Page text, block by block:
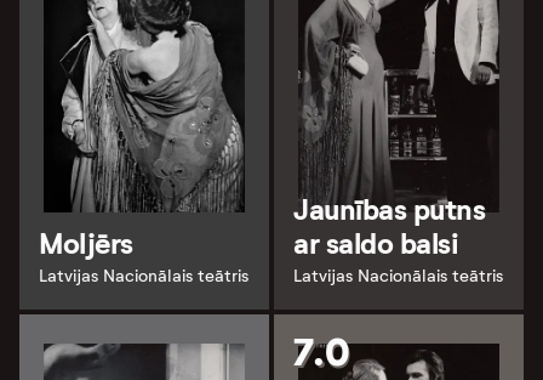
Moljērs
Latvijas Nacionālais teātris
Jaunības putns
ar saldo balsi
Latvijas Nacionālais teātris
7.0